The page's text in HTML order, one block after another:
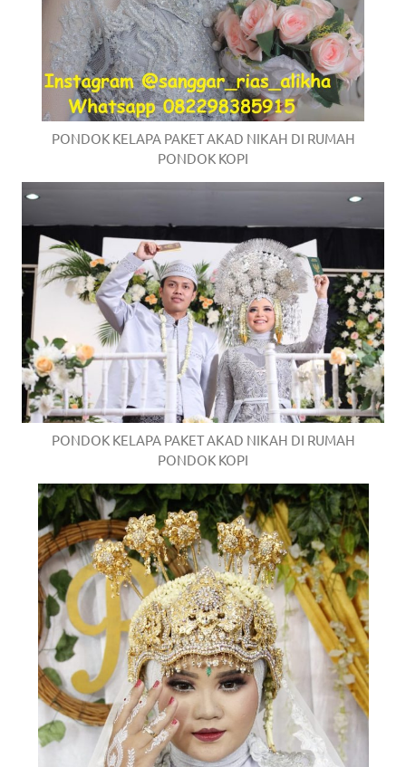
PONDOK KELAPA PAKET AKAD NIKAH DI RUMAH
PONDOK KOPI
PONDOK KELAPA PAKET AKAD NIKAH DI RUMAH
PONDOK KOPI